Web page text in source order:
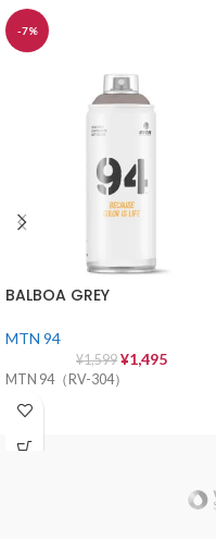
-7%
BALBOA GREY
MTN 94
¥1,599 ¥1,495
MTN 94（RV-304）